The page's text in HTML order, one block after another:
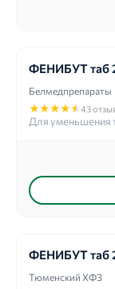
ФЕНИБУТ таб
Белмедпрепараты
★★★★★43
Для уменьшения
ФЕНИБУТ таб
Тюменский ХФЗ